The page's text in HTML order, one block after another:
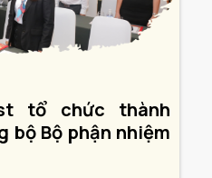
tổ chức thành
bộ Bộ phận nhiệm